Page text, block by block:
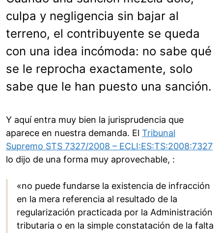
culpa y negligencia sin bajar al
terreno, el contribuyente se queda
con una idea incómoda: no sabe qué
se le reprocha exactamente, solo
sabe que le han puesto una sanción.
Y aquí entra muy bien la jurisprudencia que
aparece en nuestra demanda. El Tribunal
Supremo STS 7327/2008 – ECLI:ES:TS:2008:7327
lo dijo de una forma muy aprovechable, :
«no puede fundarse la existencia de infracción
en la mera referencia al resultado de la
regularización practicada por la Administración
tributaria o en la simple constatación de la falta